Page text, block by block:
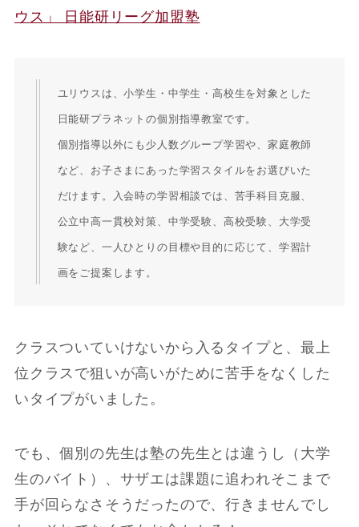
ウス」 日能研リーグ加盟塾
ユリウスは、小学生・中学生・高校生を対象とした
日能研プラネットの個別指導教室です。
個別指導以外にも少人数グループ学習や、家庭教師
など、お子さまにあった学習スタイルをお選びいた
だけます。入会時の学習相談では、苦手科目克服、
公立中高一貫校対策、中学受験、高校受験、大学受
験など、一人ひとりの目標や目的に応じて、学習計
画をご提案します。
クラスついていけないから入るタイプと、最上
位クラスで狙いが高いがために苦手をなくした
いタイプがいました。
でも、個別の先生は塾の先生とは違うし（大学
生のバイト）、サザエは課題に追われそこまで
手が回らなさそうだったので、行きませんでし